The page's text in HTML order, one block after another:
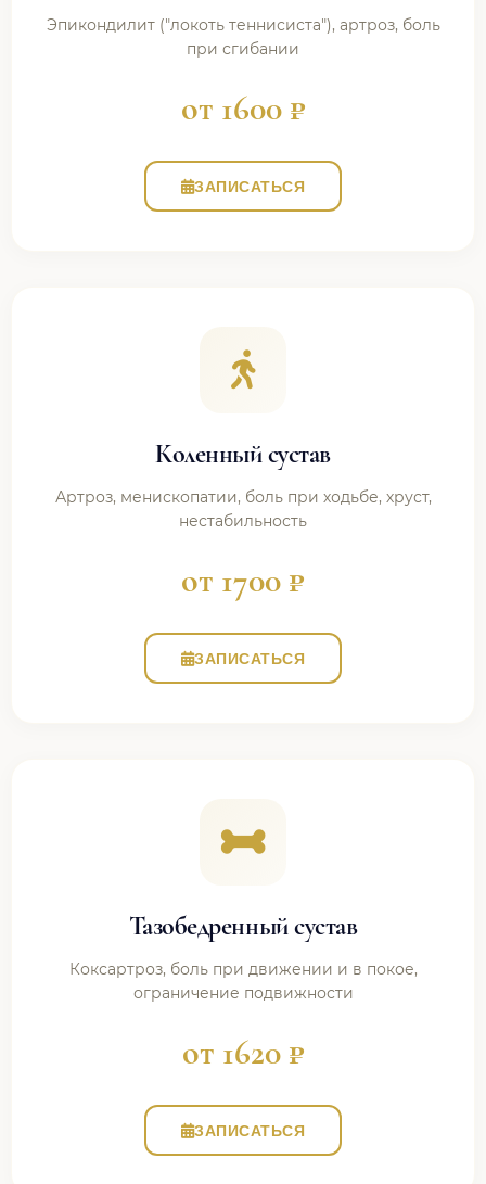
Эпикондилит ("локоть теннисиста"), артроз, боль
при сгибании
от 1600 ₽
ЗАПИСАТЬСЯ
Коленный сустав
Артроз, менископатии, боль при ходьбе, хруст,
нестабильность
от 1700 ₽
ЗАПИСАТЬСЯ
Тазобедренный сустав
Коксартроз, боль при движении и в покое,
ограничение подвижности
от 1620 ₽
ЗАПИСАТЬСЯ